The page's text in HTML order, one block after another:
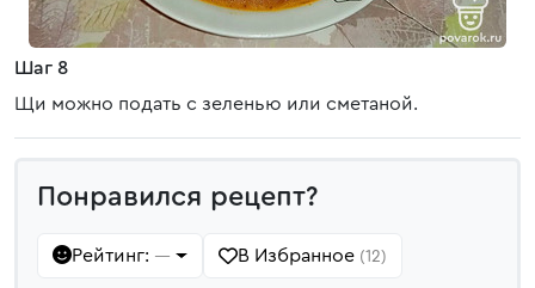
Шаг 8
Щи можно подать с зеленью или сметаной.
Понравился рецепт?
Рейтинг: — В Избранное (12)